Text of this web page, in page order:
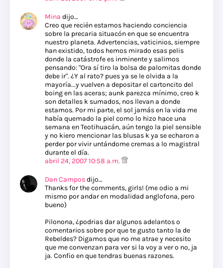
Mina dijo…
Creo que recién estamos haciendo conciencia
sobre la precaria situacón en que se encuentra
nuestro planeta. Advertencias, vaticinios, siempre
han existido, todos hemos mirado esas pelis
donde la catástrofe es inminente y salimos
pensando: "Ora sí tiro la bolsa de palomitas donde
debe ir". ¿Y al rato? pues ya se le olvida a la
mayoría...y vuelven a depositar el cartoncito del
boing en las aceras; aunk parezca mínimo, creo k
son detalles k sumados, nos llevan a donde
estamos. Por mi parte, el sol jamás en la vida me
había quemado la piel como lo hizo hace una
semana en Teotihuacán, aún tengo la piel sensible
y no kiero mencionar las blusas k ya se echaron a
perder por vivir untándome cremas a lo magistral
durante el día.
abril 24, 2007 10:58 a.m.
Dan Camposdijo…
Thanks for the comments, girls! (me odio a mi
mismo por andar en modalidad anglofona, pero
bueno)
Pilonona, ¿podrias dar algunos adelantos o
comentarios sobre por que te gusto tanto la de
Rebeldes? Digamos que no me atrae y necesito
que me convenzan para ver si la voy a ver o no, ja
ja. Confio en que tendras buenas razones.